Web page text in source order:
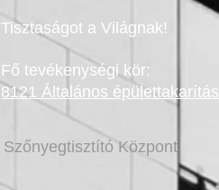
Fő tevékenységi kör:
8121 Általános épülettakarítás
Tisztaságot a Világnak!
Szőnyegtisztító Központ